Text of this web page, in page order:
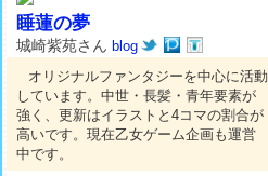
睡蓮の夢
城崎紫苑さんblog
オリジナルファンタジーを中心に活動
しています。中世・長髪・青年要素が
強く、更新はイラストと4コマの割合が
高いです。現在乙女ゲーム企画も運営
中です。